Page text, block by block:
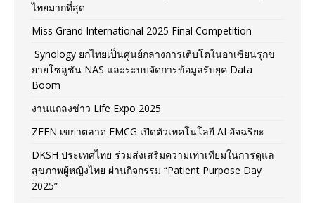
ไทยมากที่สุด
Miss Grand International 2025 Final Competition
Synology ยกไทยเป็นศูนย์กลางการเติบโตในอาเซียนรุกข
ยายโซลูชัน NAS และระบบจัดการข้อมูลรับยุค Data
Boom
งานแถลงข่าว Life Expo 2025
ZEEN เขย่าตลาด FMCG เปิดตัวเทคโนโลยี AI อัจฉริยะ
DKSH ประเทศไทย ร่วมส่งเสริมความเท่าเทียมในการดูแล
สุขภาพผู้หญิงไทย ผ่านกิจกรรม “Patient Purpose Day
2025”